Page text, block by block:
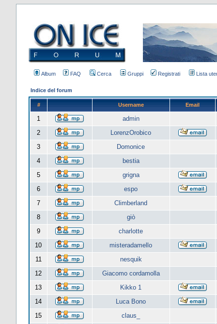
Album FAQ Cerca Gruppi Registrati Lista
Indice del forum
# Username Email
1
admin
2
LorenzOrobico
3
Domonice
4
bestia
5
grigna
6
espo
7
Climberland
8
giò
9
charlotte
10
misteradamello
11
nesquik
12
Giacomo cordamolla
13
Kikko 1
14
Luca Bono
15
claus_